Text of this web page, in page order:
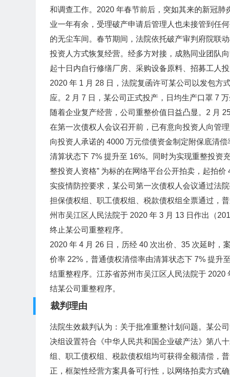
和调查工作。2020 年春节前后，突如其来的新冠
业一年有余，受理破产申请后管理人也未接管到任
的无尘车间。春节期间，法院依托破产审判府院联
投资人方式恢复经营。经多方对接，成熟同业团队
起十日内自行修缮厂房、采购设备原料、招募工人
2020 年 1 月 28 日，法院复函许可某公司以发包方
应。2 月 7 日，某公司正式投产，日均生产口罩 7
随着企业复产经营，公司重整价值日益凸显。2 月
在第一次债权人会议召开前，已有意向投资人向管
向投资人承诺的 4000 万元偿债资金制定附保底清
清算状态下 7% 提升至 16%。同时为实现重整投资
整投资人资格” 为标的在网络平台公开拍卖，起拍
实疫情防控要求，某公司第一次债权人会议通过法
担保债权组、职工债权组、税款债权组全票通过，
州市吴江区人民法院于 2020 年 3 月 13 日作出（
终止某公司重整程序。
2020 年 4 月 26 日，历经 40 次出价、35 次延时，
价率 22%，普通债权清偿率由清算状态下 7% 提升
结重整程序。江苏省苏州市吴江区人民法院于
结某公司重整程序。
裁判理由
法院生效裁判认为：关于批准重整计划问题。某公
决组设置符合《中华人民共和国企业破产法》第八
组、职工债权组、税款债权组均可获得全额清偿，
正，框架性经营方案具备可行性，以网络拍卖方式